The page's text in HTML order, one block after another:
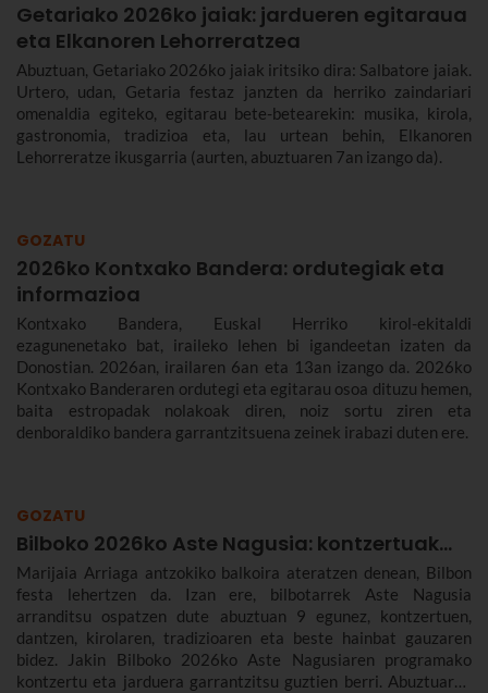
Getariako 2026ko jaiak: jardueren egitaraua
eta Elkanoren Lehorreratzea
Abuztuan, Getariako 2026ko jaiak iritsiko dira: Salbatore jaiak.
Urtero, udan, Getaria festaz janzten da herriko zaindariari
omenaldia egiteko, egitarau bete-betearekin: musika, kirola,
gastronomia, tradizioa eta, lau urtean behin, Elkanoren
Lehorreratze ikusgarria (aurten, abuztuaren 7an izango da).
GOZATU
2026ko Kontxako Bandera: ordutegiak eta
informazioa
Kontxako Bandera, Euskal Herriko kirol-ekitaldi
ezagunenetako bat, iraileko lehen bi igandeetan izaten da
Donostian. 2026an, irailaren 6an eta 13an izango da. 2026ko
Kontxako Banderaren ordutegi eta egitarau osoa dituzu hemen,
baita estropadak nolakoak diren, noiz sortu ziren eta
denboraldiko bandera garrantzitsuena zeinek irabazi duten ere.
GOZATU
Bilboko 2026ko Aste Nagusia: kontzertuak...
Marijaia Arriaga antzokiko balkoira ateratzen denean, Bilbon
festa lehertzen da. Izan ere, bilbotarrek Aste Nagusia
arranditsu ospatzen dute abuztuan 9 egunez, kontzertuen,
dantzen, kirolaren, tradizioaren eta beste hainbat gauzaren
bidez. Jakin Bilboko 2026ko Aste Nagusiaren programako
kontzertu eta jarduera garrantzitsu guztien berri. Abuztuaren